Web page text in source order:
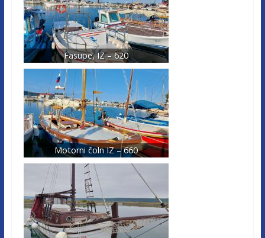
Fasupe, IZ – 620
Motorni čoln IZ – 660